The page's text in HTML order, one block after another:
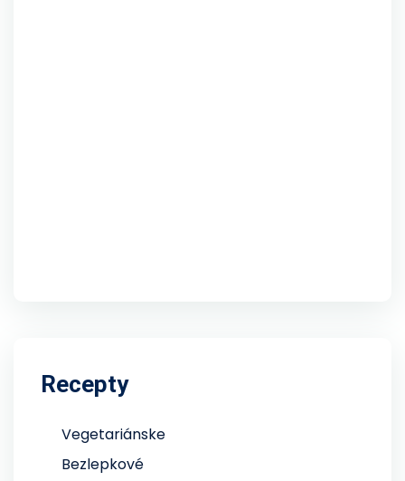
Recepty
Vegetariánske
Bezlepkové